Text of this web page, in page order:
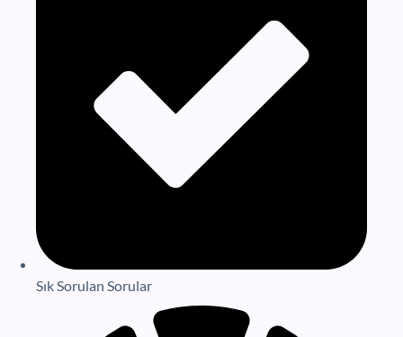
Sık Sorulan Sorular